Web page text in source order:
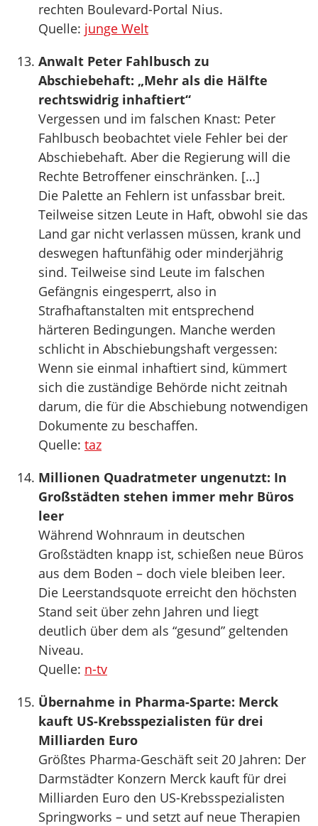
rechten Boulevard-Portal Nius.
Quelle: junge Welt
Anwalt Peter Fahlbusch zu
Abschiebehaft: „Mehr als die Hälfte
rechtswidrig inhaftiert“
Vergessen und im falschen Knast: Peter
Fahlbusch beobachtet viele Fehler bei der
Abschiebehaft. Aber die Regierung will die
Rechte Betroffener einschränken. […]
Die Palette an Fehlern ist unfassbar breit.
Teilweise sitzen Leute in Haft, obwohl sie das
Land gar nicht verlassen müssen, krank und
deswegen haftunfähig oder minderjährig
sind. Teilweise sind Leute im falschen
Gefängnis eingesperrt, also in
Strafhaftanstalten mit entsprechend
härteren Bedingungen. Manche werden
schlicht in Abschiebungshaft vergessen:
Wenn sie einmal inhaftiert sind, kümmert
sich die zuständige Behörde nicht zeitnah
darum, die für die Abschiebung notwendigen
Dokumente zu beschaffen.
Quelle: taz
Millionen Quadratmeter ungenutzt: In
Großstädten stehen immer mehr Büros
leer
Während Wohnraum in deutschen
Großstädten knapp ist, schießen neue Büros
aus dem Boden – doch viele bleiben leer.
Die Leerstandsquote erreicht den höchsten
Stand seit über zehn Jahren und liegt
deutlich über dem als “gesund” geltenden
Niveau.
Quelle: n-tv
Übernahme in Pharma-Sparte: Merck
kauft US-Krebsspezialisten für drei
Milliarden Euro
Größtes Pharma-Geschäft seit 20 Jahren: Der
Darmstädter Konzern Merck kauft für drei
Milliarden Euro den US-Krebsspezialisten
Springworks – und setzt auf neue Therapien